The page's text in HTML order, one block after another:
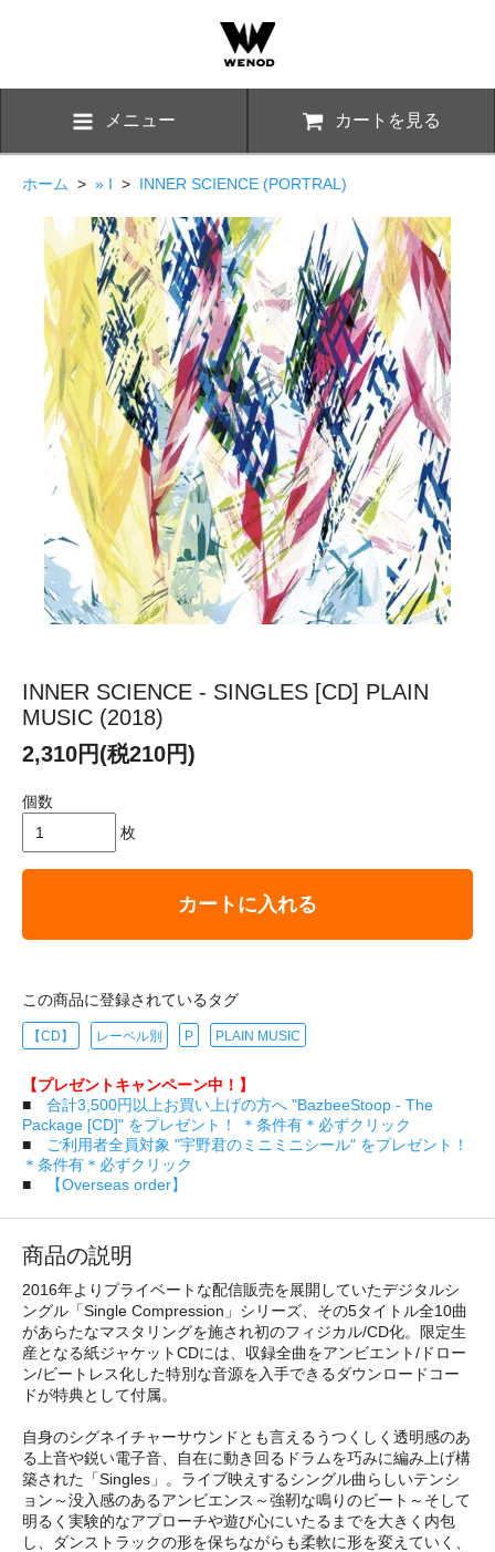
メニュー カートを見る
ホーム > » I > INNER SCIENCE (PORTRAL)
INNER SCIENCE - SINGLES [CD] PLAIN
MUSIC (2018)
2,310円(税210円)
個数
枚
カートに入れる
この商品に登録されているタグ
【CD】 レーベル別 P PLAIN MUSIC
【プレゼントキャンペーン中！】
■ 合計3,500円以上お買い上げの方へ "BazbeeStoop - The
Package [CD]" をプレゼント！ ＊条件有＊必ずクリック
■
ご利用者全員対象 "宇野君のミニミニシール" をプレゼント！
＊条件有＊必ずクリック
■
【Overseas order】
商品の説明
2016年よりプライベートな配信販売を展開していたデジタルシ
ングル「Single Compression」シリーズ、その5タイトル全10曲
があらたなマスタリングを施され初のフィジカル/CD化。限定生
産となる紙ジャケットCDには、収録全曲をアンビエント/ドロー
ン/ビートレス化した特別な音源を入手できるダウンロードコー
ドが特典として付属。
自身のシグネイチャーサウンドとも言えるうつくしく透明感のあ
る上音や鋭い電子音、自在に動き回るドラムを巧みに編み上げ構
築された「Singles」。ライブ映えするシングル曲らしいテンシ
ョン～没入感のあるアンビエンス～強靭な鳴りのビート～そして
明るく実験的なアプローチや遊び心にいたるまでを大きく内包
し、ダンストラックの形を保ちながらも柔軟に形を変えていく、